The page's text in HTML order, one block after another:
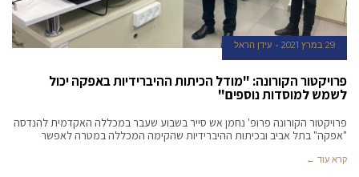
29 במרץ 2021 עידן הראל
פרויקטור הקורונה: "מודל הכיתות ההיברידיות באפקה יכול
לשמש למוסדות נוספים"
פרויקטור הקורונה פרופ' נחמן אש סייר בשבוע שעבר במכללה האקדמית להנדסה
"אפקה" בתל אביב ובכיתות ההיברידיות שהקימה המכללה במטרה לאפשר
קרא עוד ←